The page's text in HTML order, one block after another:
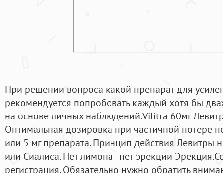
При решении вопроса какой препарат для
рекомендуется попробовать каждый хотя бы
на основе личных наблюдений.Vilitra 60мг
Оптимальная дозировка при частичной потере
или 5 мг препарата. Принцип действия Левитры
или Сиалиса. Нет лимона - нет эрекции
регистрация. Обязательно нужно обратить